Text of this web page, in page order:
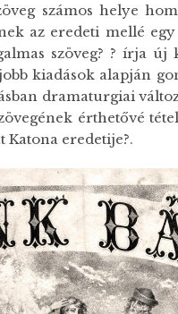
számos helye
az eredeti mellé
szöveg? ? írja új
kiadások alapján
dramaturgiai
érthetővé
Katona eredetije?.